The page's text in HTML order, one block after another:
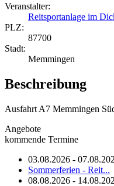
Veranstalter:
Reitsportanlage im
PLZ:
87700
Stadt:
Memmingen
Beschreibung
Ausfahrt A7 Memmingen
Angebote
kommende Termine
03.08.2026 -
Sommerferien - Reit...
08.08.2026 -